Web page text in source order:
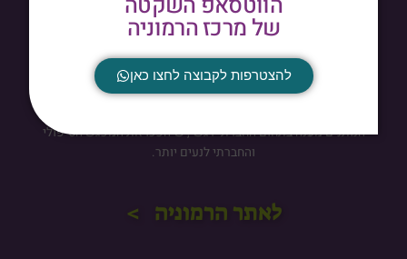
הרמוניה | חנות הקורסים והמשחקים
הורים, אנשי חינוך וטיפול, לפניכם מערכת קורסים שתיתן לכם מענה
הנותנים מענה בתחום החברתי רגשי, שיהפכו את המפגש הטיפולי
והחברתי לנעים יותר.
לאתר הרמוניה >
של מרכז הרמוניה
להצטרפות לקבוצה לחצו כאן